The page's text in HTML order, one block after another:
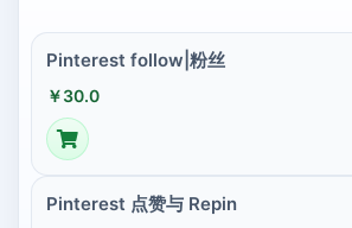
Pinterest follow|粉丝
￥30.0
Pinterest 点赞与 Repin